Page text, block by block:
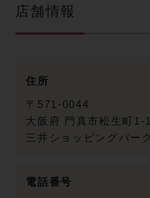
店舗情報
住所
〒571-0044
大阪府
門真市松生町1-
三井ショッピングパー
電話番号